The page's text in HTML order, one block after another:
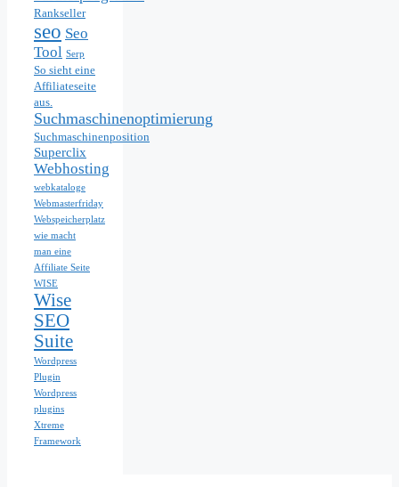
Rankseller
seo Seo
Tool Serp
So sieht eine
Affiliateseite
aus.
Suchmaschinenoptimierung
Suchmaschinenposition
Superclix
Webhosting
webkataloge
Webmasterfriday
Webspeicherplatz
wie macht
man eine
Affiliate Seite
WISE
Wise
SEO
Suite
Wordpress
Plugin
Wordpress
plugins
Xtreme
Framework